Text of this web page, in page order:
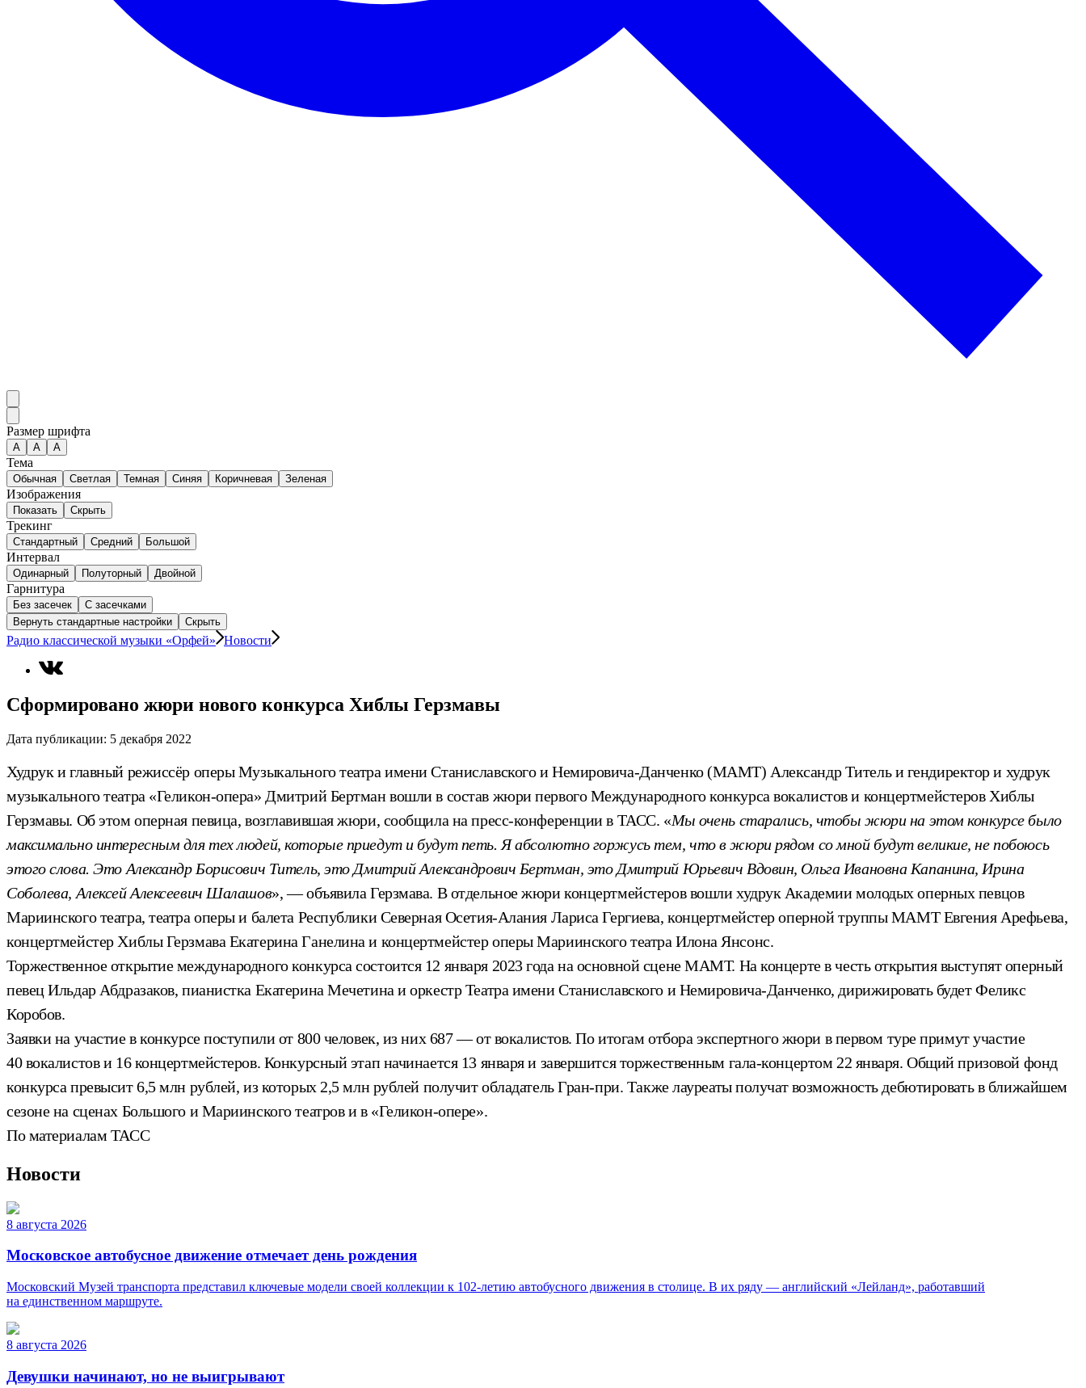
Размер шрифта
А A A
Тема
Обычная Светлая Темная Синяя Коричневая Зеленая
Изображения
Показать Скрыть
Трекинг
Стандартный Средний Большой
Интервал
Одинарный Полуторный Двойной
Гарнитура
Без засечек
С засечками
Вернуть стандартные настройки
Скрыть
Радио классической музыки «Орфей» Новости
Сформировано жюри нового конкурса Хиблы Герзмавы
Дата публикации: 5 декабря 2022
Худрук и главный режиссёр оперы Музыкального театра имени Станиславского и Немировича-Данченко (МАМТ) Александр Титель и гендиректор и худрук
музыкального театра «Геликон-опера» Дмитрий Бертман вошли в состав жюри первого Международного конкурса вокалистов и концертмейстеров Хиблы
Герзмавы. Об этом оперная певица, возглавившая жюри, сообщила на пресс-конференции в ТАСС. «Мы очень старались, чтобы жюри на этом конкурсе было
максимально интересным для тех людей, которые приедут и будут петь. Я абсолютно горжусь тем, что в жюри рядом со мной будут великие, не побоюсь
этого слова. Это Александр Борисович Титель, это Дмитрий Александрович Бертман, это Дмитрий Юрьевич Вдовин, Ольга Ивановна Капанина, Ирина
Соболева, Алексей Алексеевич Шалашов», — объявила Герзмава. В отдельное жюри концертмейстеров вошли худрук Академии молодых оперных певцов
Мариинского театра, театра оперы и балета Республики Северная Осетия-Алания Лариса Гергиева, концертмейстер оперной труппы МАМТ Евгения Арефьева,
концертмейстер Хиблы Герзмава Екатерина Ганелина и концертмейстер оперы Мариинского театра Илона Янсонс.
Торжественное открытие международного конкурса состоится 12 января 2023 года на основной сцене МАМТ. На концерте в честь открытия выступят оперный
певец Ильдар Абдразаков, пианистка Екатерина Мечетина и оркестр Театра имени Станиславского и Немировича-Данченко, дирижировать будет Феликс
Коробов.
Заявки на участие в конкурсе поступили от 800 человек, из них 687 — от вокалистов. По итогам отбора экспертного жюри в первом туре примут участие
40 вокалистов и 16 концертмейстеров. Конкурсный этап начинается 13 января и завершится торжественным гала-концертом 22 января. Общий призовой фонд
конкурса превысит 6,5 млн рублей, из которых 2,5 млн рублей получит обладатель Гран-при. Также лауреаты получат возможность дебютировать в ближайшем
сезоне на сценах Большого и Мариинского театров и в «Геликон-опере».
По материалам ТАСС
Новости
8 августа 2026
Московское автобусное движение отмечает день рождения
Московский Музей транспорта представил ключевые модели своей коллекции к 102-летию автобусного движения в столице. В их ряду — английский «Лейланд», работавший
на единственном маршруте.
8 августа 2026
Девушки начинают, но не выигрывают